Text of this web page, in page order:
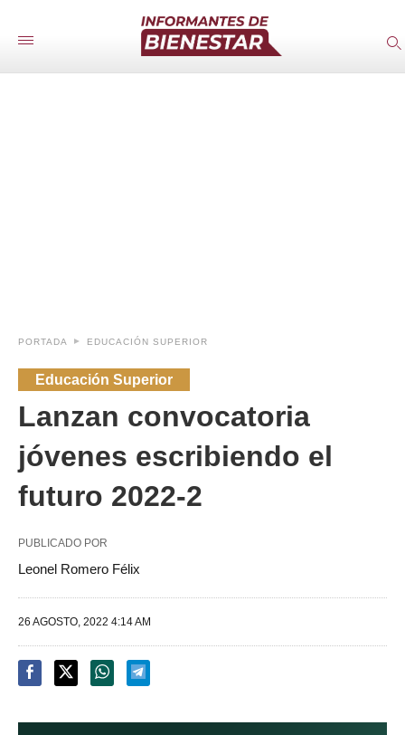
PORTADA EDUCACIÓN SUPERIOR
Educación Superior
Lanzan convocatoria
jóvenes escribiendo el
futuro 2022-2
PUBLICADO POR
Leonel Romero Félix
26 AGOSTO, 2022 4:14 AM